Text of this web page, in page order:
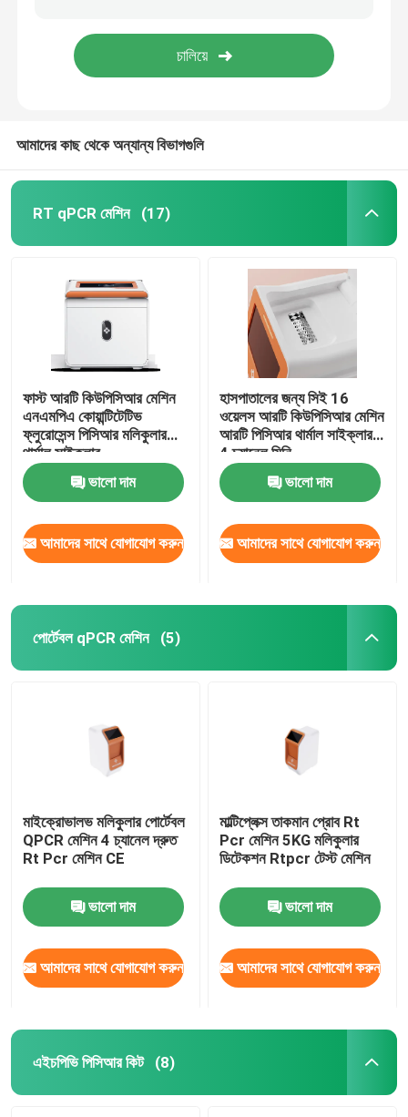
পণ্য
আমাদের কাছ থেকে অন্যান্য বিভাগগুলি
RT qPCR মেশিন (17)
ফাস্ট আরটি কিউপিসিআর মেশিন
এনএমপিএ কোয়ান্টিটেটিভ
ফ্লুরোসেন্স পিসিআর মলিকুলার
থার্মাল সাইক্লার
ভালো দাম
আমাদের সাথে যোগাযোগ করুন
হাসপাতালের জন্য সিই 16
ওয়েলস আরটি কিউপিসিআর মেশিন
আরটি পিসিআর থার্মাল সাইক্লার
4 চ্যানেল মিনি
ভালো দাম
আমাদের সাথে যোগাযোগ করুন
পোর্টেবল qPCR মেশিন (5)
মাইক্রোভালভ মলিকুলার পোর্টেবল
QPCR মেশিন 4 চ্যানেল দ্রুত
Rt Pcr মেশিন CE
ভালো দাম
আমাদের সাথে যোগাযোগ করুন
মাল্টিপ্লেক্স তাকমান প্রোব Rt
Pcr মেশিন 5KG মলিকুলার
ডিটেকশন Rtpcr টেস্ট মেশিন
ভালো দাম
আমাদের সাথে যোগাযোগ করুন
এইচপিভি পিসিআর কিট (8)